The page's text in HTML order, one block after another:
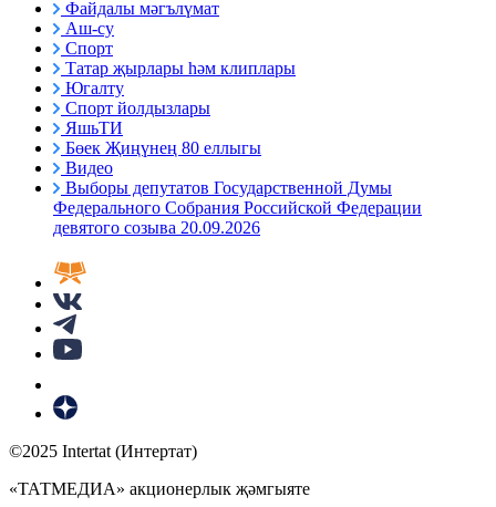
Файдалы мәгълүмат
Аш-су
Спорт
Татар җырлары һәм клиплары
Югалту
Спорт йолдызлары
ЯшьТИ
Бөек Җиңүнең 80 еллыгы
Видео
Выборы депутатов Государственной Думы
Федерального Собрания Российской Федерации
девятого созыва 20.09.2026
©2025 Intertat (Интертат)
«ТАТМЕДИА» акционерлык җәмгыяте